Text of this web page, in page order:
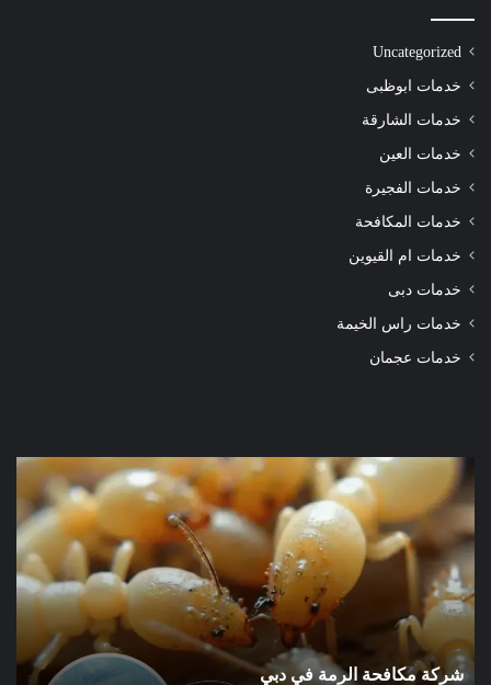
Uncategorized
خدمات ابوظبى
خدمات الشارقة
خدمات العين
خدمات الفجيرة
خدمات المكافحة
خدمات ام القيوين
خدمات دبى
خدمات راس الخيمة
خدمات عجمان
شركة
مكافحة
الرمة
في
دبي
شركة مكافحة الرمة في دبي
في